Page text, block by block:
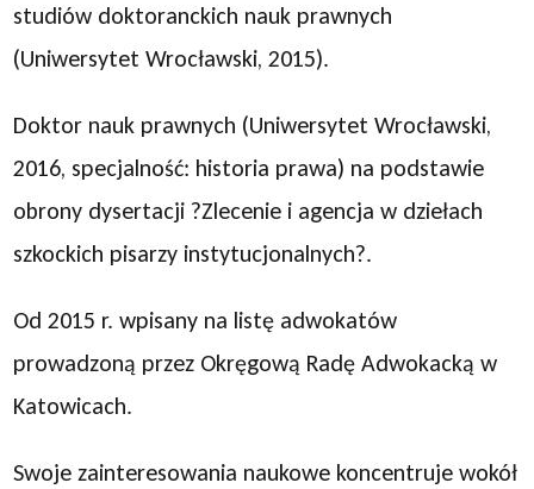
studiów doktoranckich nauk prawnych
(Uniwersytet Wrocławski, 2015).
Doktor nauk prawnych (Uniwersytet Wrocławski,
2016, specjalność: historia prawa) na podstawie
obrony dysertacji ?Zlecenie i agencja w dziełach
szkockich pisarzy instytucjonalnych?.
Od 2015 r. wpisany na listę adwokatów
prowadzoną przez Okręgową Radę Adwokacką w
Katowicach.
Swoje zainteresowania naukowe koncentruje wokół